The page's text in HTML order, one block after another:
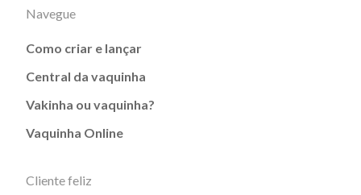
Navegue
Como criar e lançar
Central da vaquinha
Vakinha ou vaquinha?
Vaquinha Online
Cliente feliz